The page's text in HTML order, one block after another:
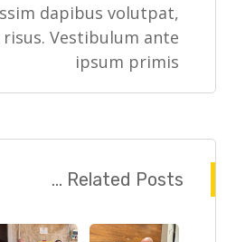
dapibus volutpat,
Vestibulum ante
ipsum primis
Related Posts ...